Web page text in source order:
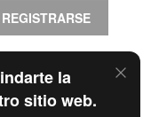
la
sitio web.
REGISTRARSE